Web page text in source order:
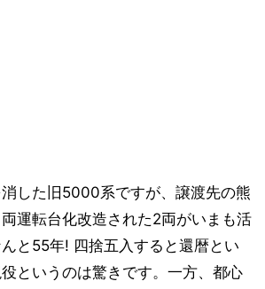
した旧5000系ですが、譲渡先の熊
運転台化改造された2両がいまも活
と55年! 四捨五入すると還暦とい
というのは驚きです。一方、都心